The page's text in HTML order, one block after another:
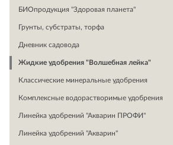
БИОпродукция "Здоровая планета"
Грунты, субстраты, торфа
Дневник садовода
Жидкие удобрения "Волшебная лейка"
Классические минеральные удобрения
Комплексные водорастворимые удобрения
Линейка удобрений "Акварин ПРОФИ"
Линейка удобрений "Акварин"